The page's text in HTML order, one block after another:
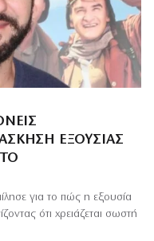
ΕΞΟΥΣΊΑΣ
για το πώς η εξουσία
ότι χρειάζεται σωστή